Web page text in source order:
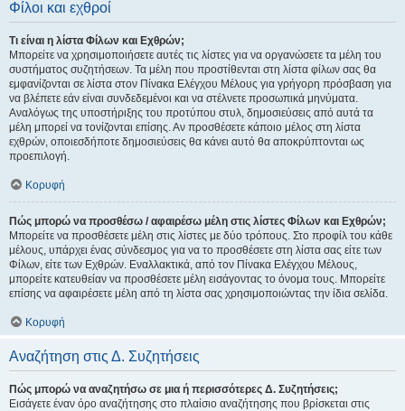
Φίλοι και εχθροί
Τι είναι η λίστα Φίλων και Εχθρών;
Μπορείτε να χρησιμοποιήσετε αυτές τις λίστες για να οργανώσετε τα μέλη του
συστήματος συζητήσεων. Τα μέλη που προστίθενται στη λίστα φίλων σας θα
εμφανίζονται σε λίστα στον Πίνακα Ελέγχου Μέλους για γρήγορη πρόσβαση για
να βλέπετε εάν είναι συνδεδεμένοι και να στέλνετε προσωπικά μηνύματα.
Αναλόγως της υποστήριξης του προτύπου στυλ, δημοσιεύσεις από αυτά τα
μέλη μπορεί να τονίζονται επίσης. Αν προσθέσετε κάποιο μέλος στη λίστα
εχθρών, οποιεσδήποτε δημοσιεύσεις θα κάνει αυτό θα αποκρύπτονται ως
προεπιλογή.
Κορυφή
Πώς μπορώ να προσθέσω / αφαιρέσω μέλη στις λίστες Φίλων και Εχθρών;
Μπορείτε να προσθέσετε μέλη στις λίστες με δύο τρόπους. Στο προφίλ του κάθε
μέλους, υπάρχει ένας σύνδεσμος για να το προσθέσετε στη λίστα σας είτε των
Φίλων, είτε των Εχθρών. Εναλλακτικά, από τον Πίνακα Ελέγχου Μέλους,
μπορείτε κατευθείαν να προσθέσετε μέλη εισάγοντας το όνομα τους. Μπορείτε
επίσης να αφαιρέσετε μέλη από τη λίστα σας χρησιμοποιώντας την ίδια σελίδα.
Κορυφή
Αναζήτηση στις Δ. Συζητήσεις
Πώς μπορώ να αναζητήσω σε μια ή περισσότερες Δ. Συζητήσεις;
Εισάγετε έναν όρο αναζήτησης στο πλαίσιο αναζήτησης που βρίσκεται στις